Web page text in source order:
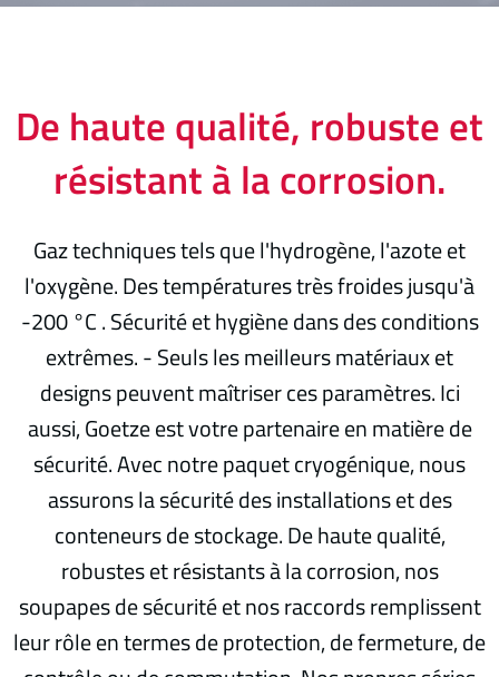
De haute qualité, robuste et
résistant à la corrosion.
Gaz techniques tels que l'hydrogène, l'azote et
l'oxygène. Des températures très froides jusqu'à
-200 °C . Sécurité et hygiène dans des conditions
extrêmes. - Seuls les meilleurs matériaux et
designs peuvent maîtriser ces paramètres. Ici
aussi, Goetze est votre partenaire en matière de
sécurité. Avec notre paquet cryogénique, nous
assurons la sécurité des installations et des
conteneurs de stockage. De haute qualité,
robustes et résistants à la corrosion, nos
soupapes de sécurité et nos raccords remplissent
leur rôle en termes de protection, de fermeture, de